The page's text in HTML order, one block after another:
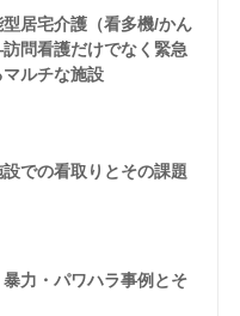
型居宅介護（看多機/かん
問看護だけでなく緊急
ルチな施設
での看取りとその課題
力・パワハラ事例とそ